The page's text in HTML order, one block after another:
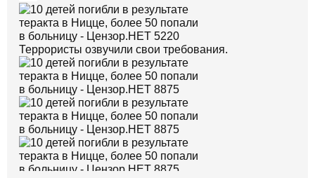
Террористы озвучили свои требования.